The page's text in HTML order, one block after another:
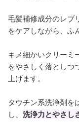
毛髪補修成分のレブ
をケアしながら、ふ
キメ細かいクリーミ
をやさしく落としつ
上げます。
タウチン系洗浄剤を
し、 洗浄力とやさし